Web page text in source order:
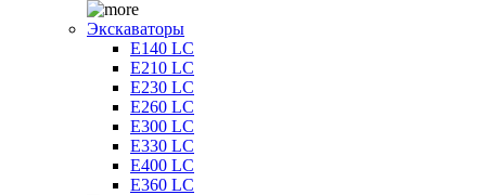
Экскаваторы
E140 LC
E210 LC
E230 LC
E260 LC
E300 LC
E330 LC
E400 LC
E360 LC